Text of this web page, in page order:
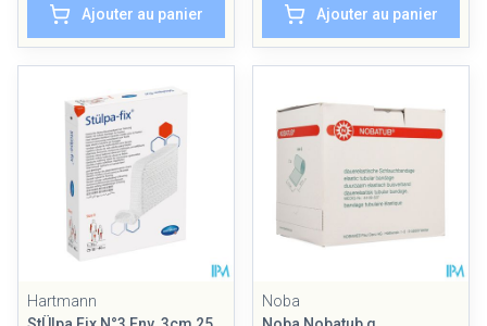
Ajouter au panier Ajouter au panier
Hartmann
Noba